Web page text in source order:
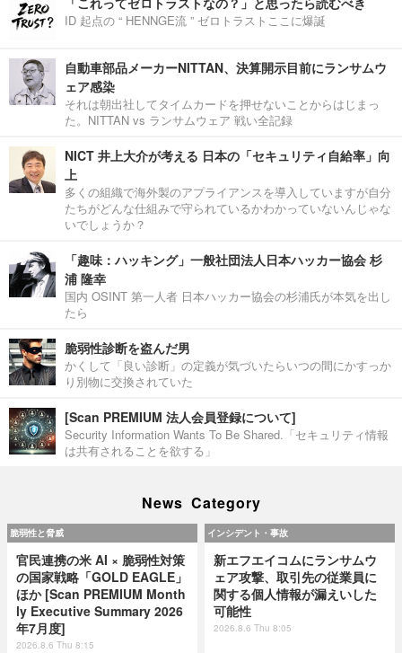
ID 起点の “ HENNGE流 ” ゼロトラストここに爆誕
自動車部品メーカーNITTAN、決算開示目前にランサムウ
ェア感染
それは朝出社してタイムカードを押せないことからはじまっ
た。NITTAN vs ランサムウェア 戦い全記録
NICT 井上大介が考える 日本の「セキュリティ自給率」向
上
多くの組織で海外製のアプライアンスを導入していますが自分
たちがどんな仕組みで守られているかわかっていないんじゃな
いでしょうか？
「趣味：ハッキング」一般社団法人日本ハッカー協会 杉
浦 隆幸
国内 OSINT 第一人者 日本ハッカー協会の杉浦氏が本気を出し
たら
脆弱性診断を盗んだ男
かくして「良い診断」の定義が気づいたらいつの間にかすっか
り別物に交換されていた
[Scan PREMIUM 法人会員登録について]
Security Information Wants To Be Shared.「セキュリティ情報
は共有されることを欲する」
News Category
脆弱性と脅威
官民連携の米 AI × 脆弱性対策
の国家戦略「GOLD EAGLE」
ほか [Scan PREMIUM Month
ly Executive Summary 2026
年7月度]
2026.8.6 Thu 8:15
インシデント・事故
新エフエイコムにランサムウ
ェア攻撃、取引先の従業員に
関する個人情報が漏えいした
可能性
2026.8.6 Thu 8:05